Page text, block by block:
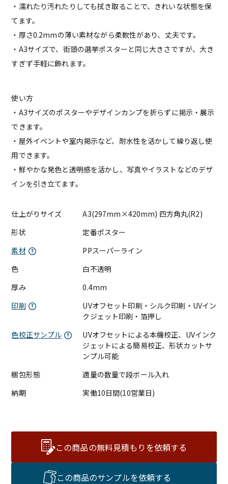
・濡れたり汚れたりしても拭き取ることで、きれいな状態を保
てます。
・厚さ0.2mmの薄い素材ながら柔軟性があり、丈夫です。
・A3サイズで、街頭の選挙ポスターと同じ大きさですが、大き
すぎず手軽に飾れます。
使い方
・A3サイズのポスターやデザインカンプを折らずに掲示・展示
できます。
・屋外イベントや室内掲示など、耐水性を活かして繰り返し使
用できます。
・鮮やかな発色と透明感を活かし、写真やイラストなどのデザ
インを引き立てます。
仕上がりサイズ
A3(297mm×420mm) 四方角丸(R2)
形状
定番ポスター
素材
PPスーパーライン
色
白不透明
厚み
0.4mm
印刷
UVオフセット印刷・シルク印刷・UVイン
クジェット印刷・箔押し
色校正サンプル
UVオフセットによる本機校正、UVインク
ジェットによる簡易校正、形状カットサ
ンプル可能
梱包形態
適量の数量で段ボール入れ
納期
実働10日間(10営業日)
この商品の無料見積もりを依頼する
この商品のサンプルを依頼する